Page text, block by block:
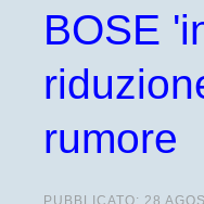
BOSE
rumore
PUBBLICATO: 28